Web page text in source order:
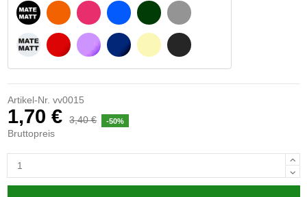
MATTSCHWARZ
MATTWEIß
ORANGE
ROT
FUCHSIA
LILA
BLAU
DUNKELBLAU
DUNKELGRÜN
BEIGE
HELLGRAU
DUNKELGRAU
Artikel-Nr. vv0015
1,70 € 3,40 € -50%
Bruttopreis